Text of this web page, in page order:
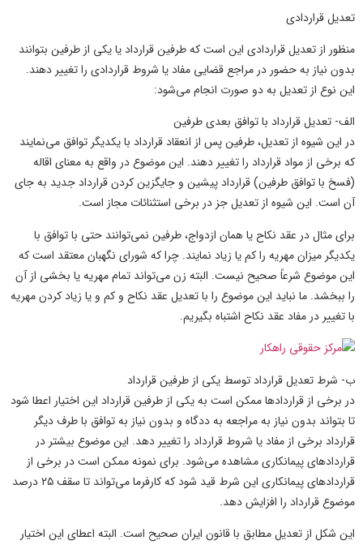
تعدیل قراردادی
منظور از تعدیل قراردادی این است که طرفین قرارداد یا یکی از طرفین بتوانند
بدون نیاز به حضور در مراجع قضایی مفاد یا شروط قراردادی را تغییر دهند.
این نوع از تعدیل به دو صورت انجام می‌شود:
الف- تعدیل قرارداد با توافق بعدی طرفین
در این شیوه از تعدیل، طرفین پس از انعقاد قرارداد با یکدیگر توافق می‌نمایند
که برخی از مواد قرارداد را تغییر دهند. این موضوع در واقع به معنای اقاله
(فسخ با توافق طرفین) قرارداد پیشین و جایگزین کردن قرارداد جدید به جای
آن است. این شیوه از تعدیل جز در برخی استثنائات مجاز است.
برای مثال در عقد نکاح یا همان ازدواج، طرفین نمی‌توانند حتی با توافق با
یکدیگر میزان مهریه را کم یا زیاد نمایند. چرا که شورای نگهبان معتقد است که
این موضوع شرعاً صحیح نیست. البته زن می‌تواند تمام مهریه یا بخشی از آن
را ببخشد. ما نباید این موضوع را با تعدیل عقد نکاح و کم و یا زیاد کردن مهریه
با تغییر در مفاد عقد نکاح اشتباه بگیریم.
ب- شرط تعدیل قرارداد توسط یکی از طرفین قرارداد
در برخی از قراردادها ممکن است به یکی از طرفین قرارداد این اختیار اعطا شود
تا بتواند بدون نیاز به مراجعه به ددگاه و بدون نیاز به توافق با طرف دیگر
قرارداد برخی از مفاد یا شروط قرارداد را تغییر دهد. این موضوع بیشتر در
قراردادهای پیمانکاری مشاهده می‌شود. برای نمونه ممکن است در برخی از
قرارداد‌های پیمانکاری این شرط قید شود که کارفرما می‌تواند تا سقف ۲۵ درصد
موضوع قرارداد را افزایش دهد.
این شکل از تعدیل مطابق با قانون ایران صحیح است. البته اعطای این اختیار